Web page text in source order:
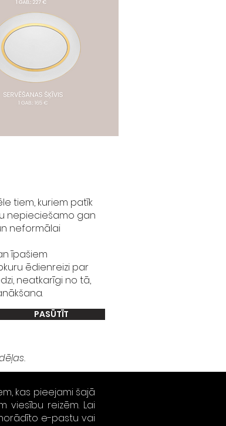
tiem, kuriem patīk
nepieciešamo gan
neformālai
īpašiem
ēdienreizi par
neatkarīgi no tā,
PASŪTĪT
kas pieejami šajā
viesību reizēm. Lai
e-pastu vai